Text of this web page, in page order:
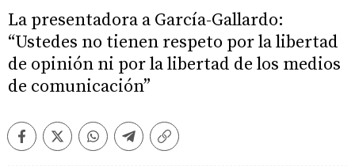
La presentadora a García-Gallardo:
“Ustedes no tienen respeto por la libertad
de opinión ni por la libertad de los medios
de comunicación”
FacebookTwitterWhatsappTelegramCopiar